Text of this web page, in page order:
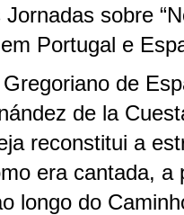
sobre
Portugal e
de
de la
reconstitui a
era cantada, a
longo do